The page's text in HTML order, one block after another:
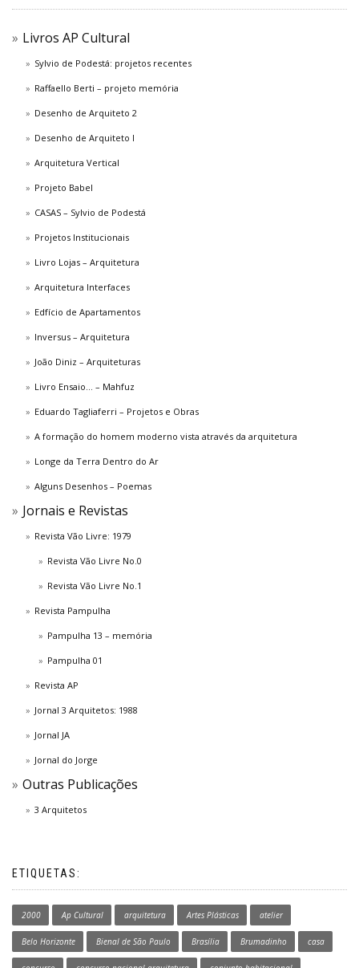
Livros AP Cultural
Sylvio de Podestá: projetos recentes
Raffaello Berti – projeto memória
Desenho de Arquiteto 2
Desenho de Arquiteto I
Arquitetura Vertical
Projeto Babel
CASAS – Sylvio de Podestá
Projetos Institucionais
Livro Lojas – Arquitetura
Arquitetura Interfaces
Edfício de Apartamentos
Inversus – Arquitetura
João Diniz – Arquiteturas
Livro Ensaio… – Mahfuz
Eduardo Tagliaferri – Projetos e Obras
A formação do homem moderno vista através da arquitetura
Longe da Terra Dentro do Ar
Alguns Desenhos – Poemas
Jornais e Revistas
Revista Vão Livre: 1979
Revista Vão Livre No.0
Revista Vão Livre No.1
Revista Pampulha
Pampulha 13 – memória
Pampulha 01
Revista AP
Jornal 3 Arquitetos: 1988
Jornal JA
Jornal do Jorge
Outras Publicações
3 Arquitetos
ETIQUETAS:
2000 Ap Cultural arquitetura Artes Plásticas atelier
Belo Horizonte Bienal de São Paulo Brasília Brumadinho casa